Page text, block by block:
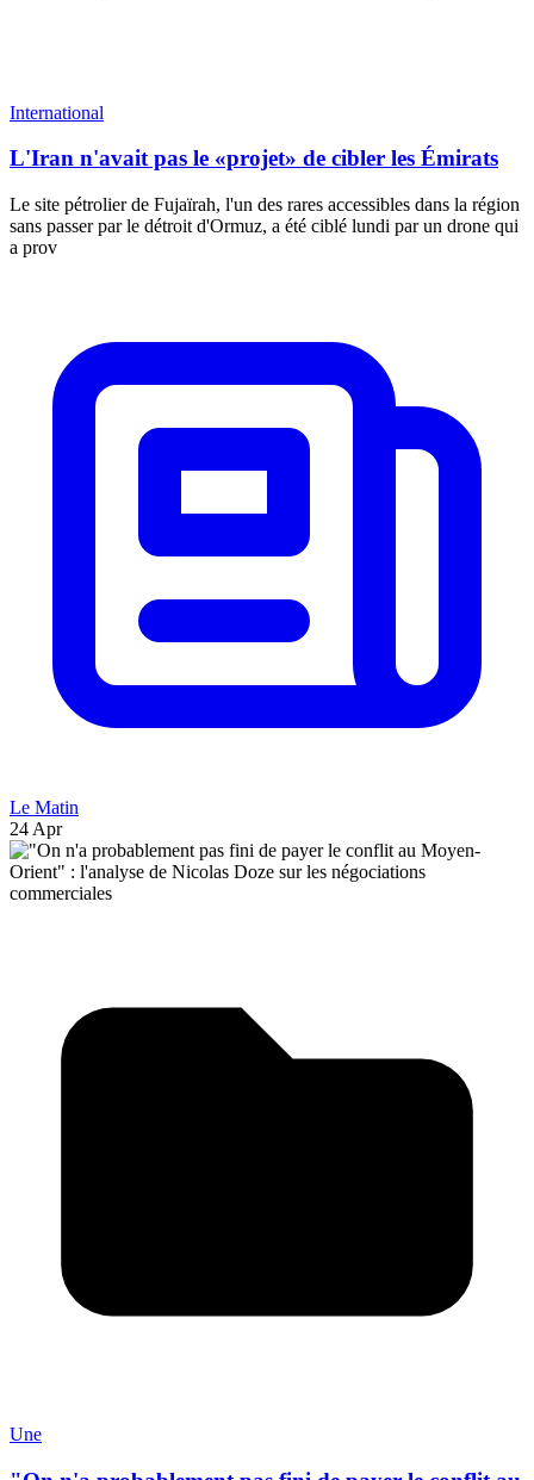
International
L'Iran n'avait pas le «projet» de cibler les Émirats
Le site pétrolier de Fujaïrah, l'un des rares accessibles dans la région
sans passer par le détroit d'Ormuz, a été ciblé lundi par un drone qui
a prov
Le Matin
24 Apr
Une